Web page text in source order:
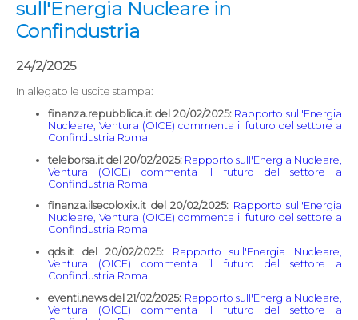
sull'Energia Nucleare in
Confindustria
24/2/2025
In allegato le uscite stampa:
finanza.repubblica.it del 20/02/2025: Rapporto sull'Energia
Nucleare, Ventura (OICE) commenta il futuro del settore a
Confindustria Roma
teleborsa.it del 20/02/2025: Rapporto sull'Energia Nucleare,
Ventura (OICE) commenta il futuro del settore a
Confindustria Roma
finanza.ilsecoloxix.it del 20/02/2025: Rapporto sull'Energia
Nucleare, Ventura (OICE) commenta il futuro del settore a
Confindustria Roma
qds.it del 20/02/2025:
Rapporto sull'Energia Nucleare,
Ventura (OICE) commenta il futuro del settore a
Confindustria Roma
eventi.news del 21/02/2025: Rapporto sull'Energia Nucleare,
Ventura (OICE) commenta il futuro del settore a